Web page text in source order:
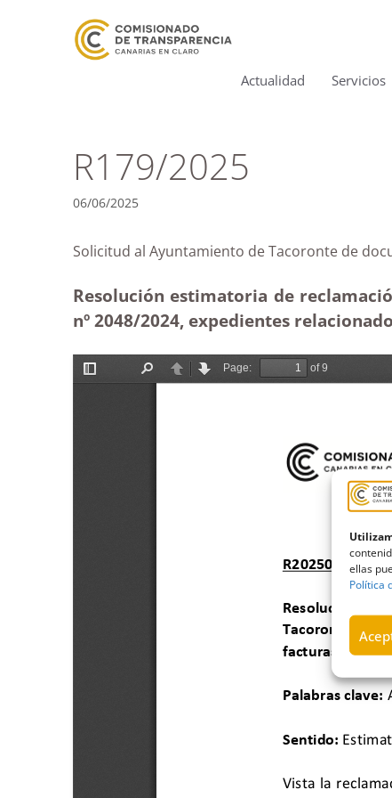
ellas
Política
Actualidad Servicios
R179/2025
06/06/2025
Solicitud al Ayuntamiento de Tacoronte de
Resolución estimatoria de
nº 2048/2024, expedientes